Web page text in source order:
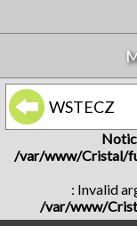
WSTECZ
/var/www/Cristal/
: Invalid
/var/www/